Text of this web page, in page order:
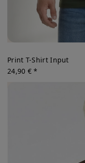
Print T-Shirt Input
24,90 € *